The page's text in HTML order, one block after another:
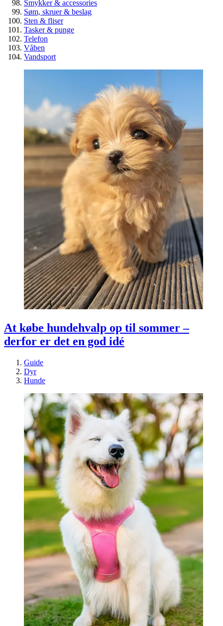
Spar penge på billige overskuds
byggematerialer
Guide
Genbrug
Værktøj & byggematerialer
Smykker & accessories
Søm, skruer & beslag
Sten & fliser
Tasker & punge
Telefon
Våben
Vandsport
At købe hundehvalp op til sommer –
derfor er det en god idé
Guide
Dyr
Hunde